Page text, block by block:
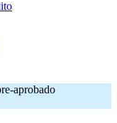
aprobado